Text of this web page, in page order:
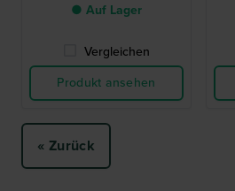
● Auf Lager
Vergleichen
Produkt ansehen
« Zurück